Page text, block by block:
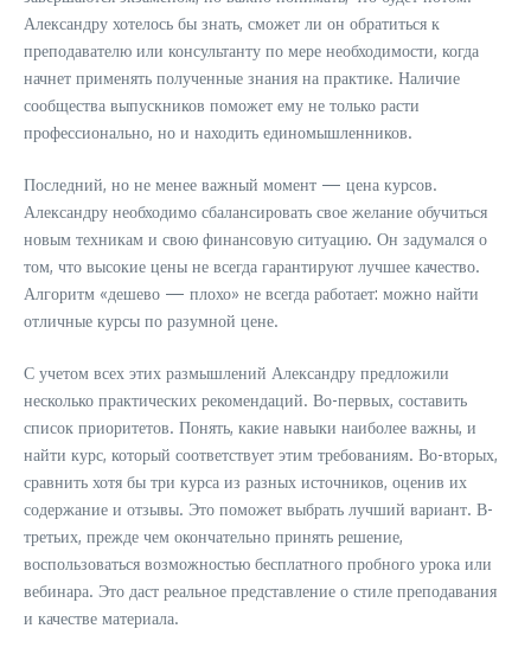
Александру хотелось бы знать, сможет ли он обратиться к
преподавателю или консультанту по мере необходимости, когда
начнет применять полученные знания на практике. Наличие
сообщества выпускников поможет ему не только расти
профессионально, но и находить единомышленников.
Последний, но не менее важный момент — цена курсов.
Александру необходимо сбалансировать свое желание обучиться
новым техникам и свою финансовую ситуацию. Он задумался о
том, что высокие цены не всегда гарантируют лучшее качество.
Алгоритм «дешево — плохо» не всегда работает: можно найти
отличные курсы по разумной цене.
С учетом всех этих размышлений Александру предложили
несколько практических рекомендаций. Во-первых, составить
список приоритетов. Понять, какие навыки наиболее важны, и
найти курс, который соответствует этим требованиям. Во-вторых,
сравнить хотя бы три курса из разных источников, оценив их
содержание и отзывы. Это поможет выбрать лучший вариант. В-
третьих, прежде чем окончательно принять решение,
воспользоваться возможностью бесплатного пробного урока или
вебинара. Это даст реальное представление о стиле преподавания
и качестве материала.